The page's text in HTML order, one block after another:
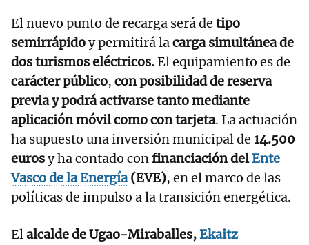
El nuevo punto de recarga será de tipo
semirrápidoy permitirá lacarga simultánea de
dos turismos eléctricos.El equipamiento es de
carácter público, con posibilidad de reserva
previa y podrá activarse tanto mediante
aplicación móvil como con tarjeta. La actuación
ha supuesto una inversión municipal de 14.500
eurosy ha contado confinanciación delEnte
Vasco de la Energía(EVE), en el marco de las
políticas de impulso a la transición energética.
Elalcalde de Ugao-Miraballes,Ekaitz